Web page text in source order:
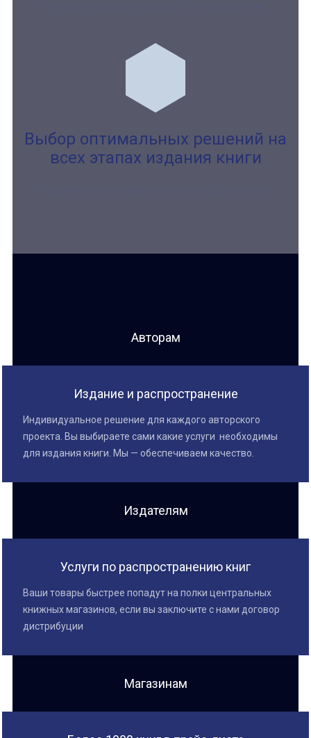
Выбор оптимальных решений на
всех этапах издания книги
Авторам
Издание и распространение
Индивидуальное решение для каждого авторского
проекта. Вы выбираете сами какие услуги необходимы
для издания книги. Мы — обеспечиваем качество.
Издателям
Услуги по распространению книг
Ваши товары быстрее попадут на полки центральных
книжных магазинов, если вы заключите с нами договор
дистрибуции
Магазинам